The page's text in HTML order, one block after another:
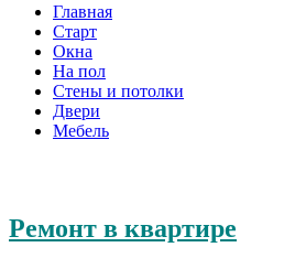
Главная
Старт
Окна
На пол
Стены и потолки
Двери
Мебель
Ремонт в квартире